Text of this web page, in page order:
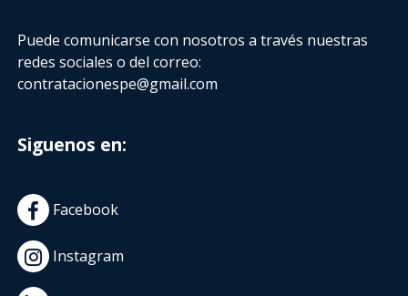
Puede comunicarse con nosotros a través nuestras
redes sociales o del correo:
contratacionespe@gmail.com
Siguenos en:
Facebook
Instagram